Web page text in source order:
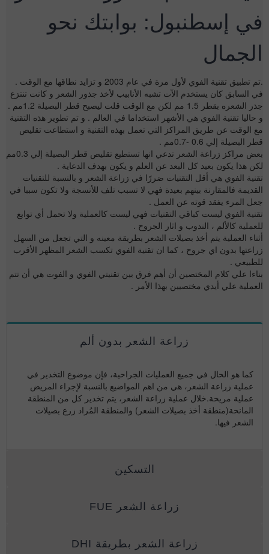
في إسطنبول: بوابتك نحو
الجمال
.تم تطبيق تقنية الفوي
لأول مرة في عام 2003 و تزايد نطاقها مع الوقت .
في السابق كان يستخدم الآت تشبه الأنابيب لأخذ جذور الشعر و كانت تنتزع
جذر الشعره بقطر 1.5 مم لكن مع الوقت قلت ليصبح قطر البصيلة 1.2مم .
و حاليا تقنية الفوي هي الأشهر استخداما في العالم . و تم تطوير هذه التقنية
مع الوقت عن طريق المراكز التي تعمل بهذه التقنية و استطاعت تقليص
قطر البصيلة إلي 0.6 -0.7مم .
بعض مراكز زراعة الشعر تدعي انها تستطيع تقليص قطر البصيلة إلي 0.3مم
لكن هذا يكون بعيد كل البعد عن العلم و يكون بهدف الدعاية .
تقنية الفوي هي أقل التقنيات ضررًا في زراعة الشعر و بالنسبة للتقنيات
القديمة فالمقارنة بينهم بعيدة فهي لا تسبب تلف للأنسجة ولا تكون سببا في
جعل المرء يفقد قوته عن العمل .
تقنية الفوي ليست كباقي التقنيات فهي ليست كالعملية ولا تحمل أي توابع
للعملية كالألم ، الندوب و اثار الجروح .
أثناء العملية يتم أخذ بصيلات الشعر بطريقة معينه و التي تجعل من السهل
زراعتها بدون اي جروح ، كما ان تقنية الفوي تكسب الشعر المظهر الأقرب
للطبيعي .
بناءا علي كلام المختصين أن أهم فرق بين تقنيتي الفوي و الفوت هي أن تتم
العملية علي أيدي مختصيين بهذا الأمر .
زراعة الشعر بدون ألم
كما هو الحال في جميع العمليات الجراحية، فإن موضوع التخدير في
عملية زراعة الشعر، هي من اهم المواضيع بالنسبة لإجراء المريض
عملية مريحة.خلال عملية زراعة الشعر، يتم تخدير كل من المنطقة
المانحة(منطقة أخذ بصيلات الشعر) والمنطقة المُراد زرع بصيلات
الشعر فيها.
التسكين
زراعة الشعر FUE
زراعة الشعر بطريقة DHI